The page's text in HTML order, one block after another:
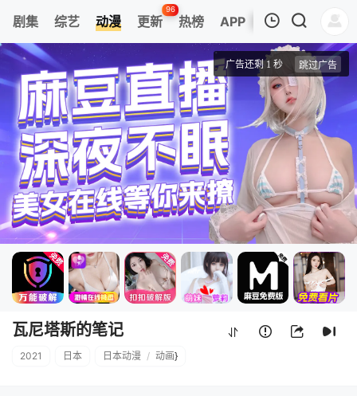
剧集 综艺 动漫 更新
96
热榜 APP
我的观影记录
第01集
瓦尼塔斯的笔记
清空
瓦尼塔斯的笔记
2021 日本 日本动漫 / 动画}